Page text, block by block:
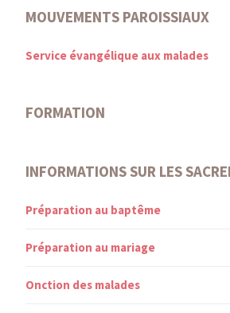
MOUVEMENTS PAROISSIAUX
Service évangélique aux malades
FORMATION
INFORMATIONS SUR LES
Préparation au baptême
Préparation au mariage
Onction des malades